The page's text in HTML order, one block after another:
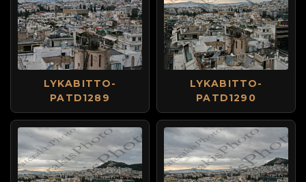
LYKABITTO-
PATD1289
LYKABITTO-
PATD1290